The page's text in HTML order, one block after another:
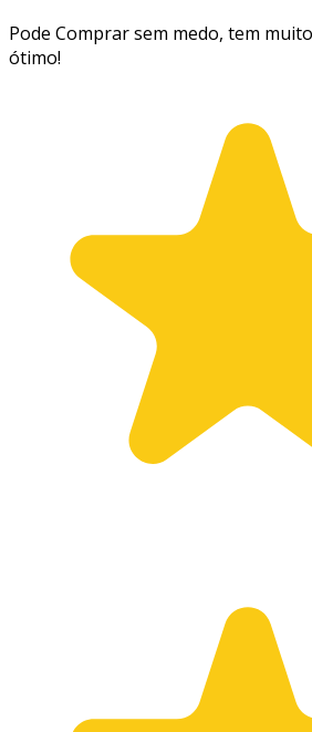
Pode Comprar sem medo, tem
ótimo!